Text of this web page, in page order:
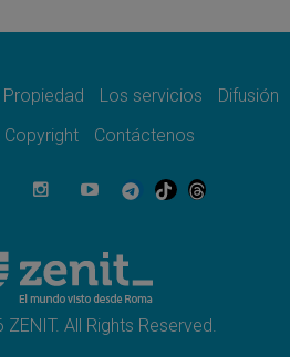
de Genazzano
Vicariato Apostólico de Calapán
en diócesis
Los desplazados invisibles de una
Propiedad Los servicios
Difusión
Copyright Contáctenos
All Rights Reserved.